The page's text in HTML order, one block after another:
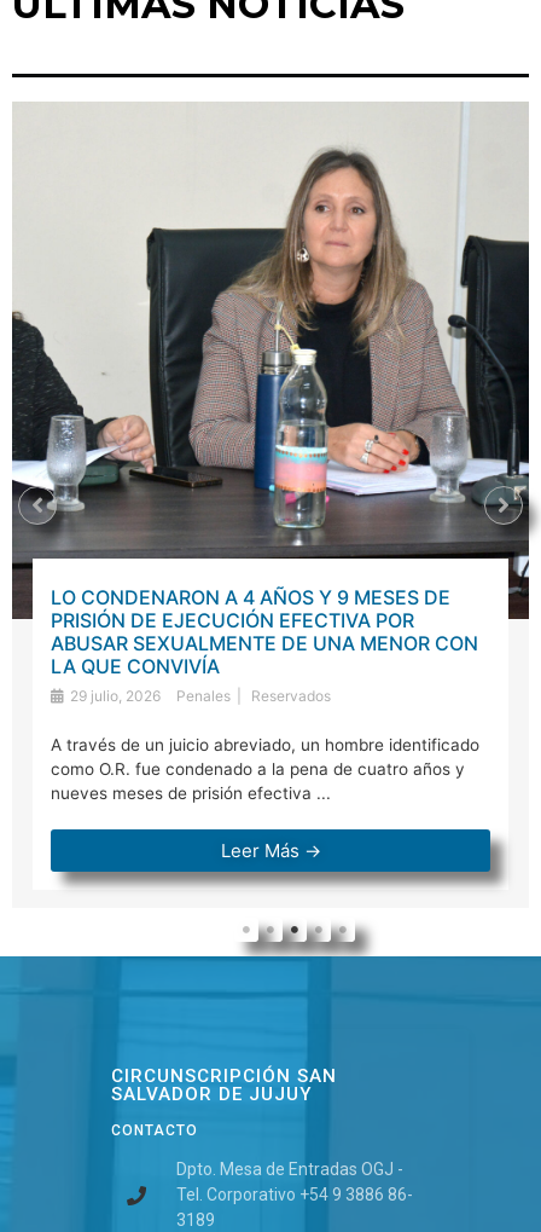
LO CONDENARON A 4 AÑOS Y 9 MESES DE
PRISIÓN DE EJECUCIÓN EFECTIVA POR
ABUSAR SEXUALMENTE DE UNA MENOR CON
LA QUE CONVIVÍA
29 julio, 2026 Penales Reservados
A través de un juicio abreviado, un hombre identificado
como O.R. fue condenado a la pena de cuatro años y
nueves meses de prisión efectiva ...
Leer Más →
CIRCUNSCRIPCIÓN SAN
SALVADOR DE JUJUY
CONTACTO
Dpto. Mesa de Entradas OGJ -
Tel. Corporativo +54 9 3886 86-
3189